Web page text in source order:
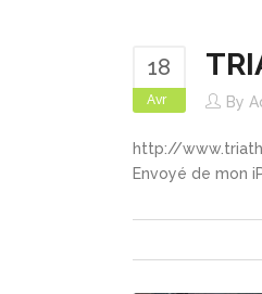
18
Avr By
http://
Envoyé de mon